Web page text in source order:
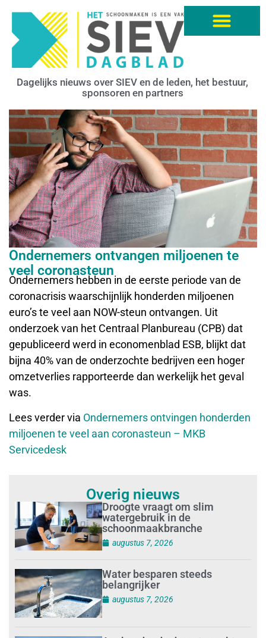
Dagelijks nieuws over SIEV en de leden, het bestuur,
sponsoren en partners
Ondernemers ontvangen miljoenen te
veel coronasteun
Ondernemers hebben in de eerste periode van de
coronacrisis waarschijnlijk honderden miljoenen
euro’s te veel aan NOW-steun ontvangen. Uit
onderzoek van het Centraal Planbureau (CPB) dat
gepubliceerd werd in economenblad ESB, blijkt dat
bijna 40% van de onderzochte bedrijven een hoger
omzetverlies rapporteerde dan werkelijk het geval
was.
Lees verder via Ondernemers ontvingen honderden
miljoenen te veel aan coronasteun – MKB
Servicedesk
Overig nieuws
Droogte vraagt om slim
watergebruik in de
schoonmaakbranche
augustus 7, 2026
Water besparen steeds
belangrijker
augustus 7, 2026